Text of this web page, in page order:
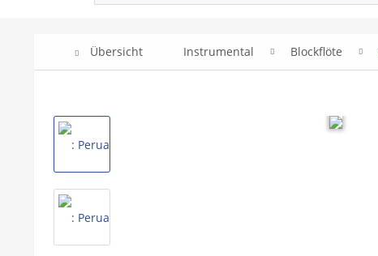
Übersicht Instrumental Blockflöte